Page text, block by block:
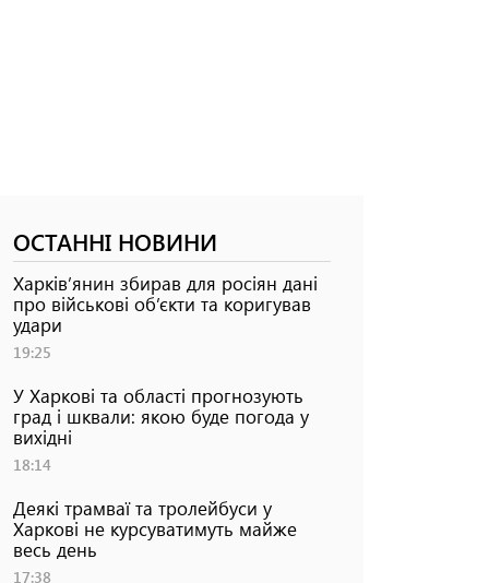
ОСТАННІ НОВИНИ
Харків’янин збирав для росіян дані
про військові об’єкти та коригував
удари
19:25
У Харкові та області прогнозують
град і шквали: якою буде погода у
вихідні
18:14
Деякі трамваї та тролейбуси у
Харкові не курсуватимуть майже
весь день
17:38